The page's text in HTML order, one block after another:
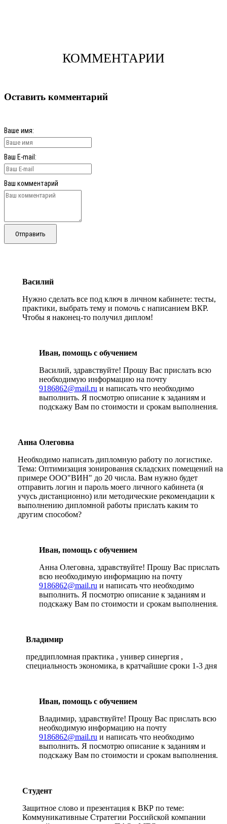
КОММЕНТАРИИ
Оставить комментарий
Ваше имя:
Ваш E-mail:
Ваш комментарий
Отправить
Василий
Нужно сделать все под ключ в личном кабинете: тесты,
практики, выбрать тему и помочь с написанием ВКР.
Чтобы я наконец-то получил диплом!
Иван, помощь с обучением
Василий, здравствуйте! Прошу Вас прислать всю
необходимую информацию на почту
9186862@mail.ru и написать что необходимо
выполнить. Я посмотрю описание к заданиям и
подскажу Вам по стоимости и срокам выполнения.
Анна Олеговна
Необходимо написать дипломную работу по логистике.
Тема: Оптимизация зонирования складских помещений на
примере ООО"ВИН" до 20 числа. Вам нужно будет
отправить логин и пароль моего личного кабинета (я
учусь дистанционно) или методические рекомендации к
выполнению дипломной работы прислать каким то
другим способом?
Иван, помощь с обучением
Анна Олеговна, здравствуйте! Прошу Вас прислать
всю необходимую информацию на почту
9186862@mail.ru и написать что необходимо
выполнить. Я посмотрю описание к заданиям и
подскажу Вам по стоимости и срокам выполнения.
Владимир
преддипломная практика , универ синергия ,
специальность экономика, в кратчайшие сроки 1-3 дня
Иван, помощь с обучением
Владимир, здравствуйте! Прошу Вас прислать всю
необходимую информацию на почту
9186862@mail.ru и написать что необходимо
выполнить. Я посмотрю описание к заданиям и
подскажу Вам по стоимости и срокам выполнения.
Студент
Защитное слово и презентация к ВКР по теме:
Коммуникативные Стратегии Российской компании